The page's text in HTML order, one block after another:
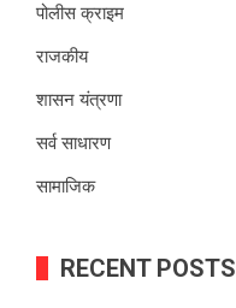
पोलीस क्राइम
राजकीय
शासन यंत्रणा
सर्व साधारण
सामाजिक
RECENT POSTS